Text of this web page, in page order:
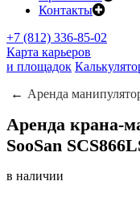
Контакты
+7 (812) 336-85-02
Карта карьеров
и площадок
Аренда
Аренда крана-
SooSan
в наличии